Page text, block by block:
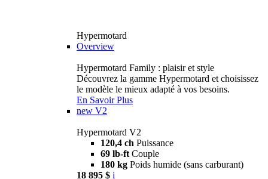
Hypermotard
Overview
Hypermotard Family : plaisir et style
Découvrez la gamme Hypermotard et choisissez
le modèle le mieux adapté à vos besoins.
En Savoir Plus
new V2
Hypermotard V2
120,4 ch Puissance
69 lb-ft Couple
180 kg Poids humide (sans carburant)
18 895 $ i